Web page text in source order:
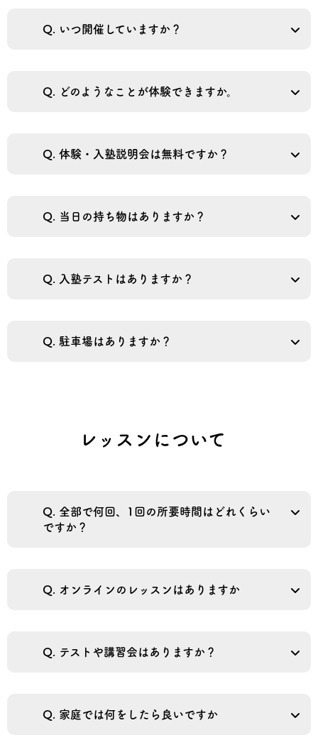
Q. いつ開催していますか？
Q. どのようなことが体験できますか。
Q. 体験・入塾説明会は無料ですか？
Q. 当日の持ち物はありますか？
Q. 入塾テストはありますか？
Q. 駐車場はありますか？
レッスンについて
Q. 全部で何回、1回の所要時間はどれくらい
ですか？
Q. オンラインのレッスンはありますか
Q. テストや講習会はありますか？
Q. 家庭では何をしたら良いですか